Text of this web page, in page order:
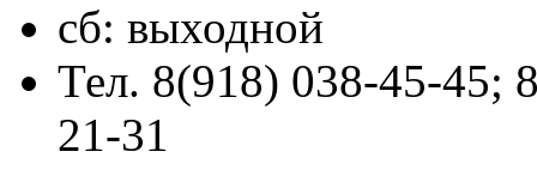
сб: выходной
Тел. 8(918) 038-45-45;
21-31